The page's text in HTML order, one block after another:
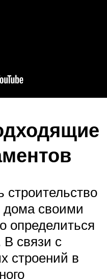
дома своими
определиться
В связи с
строений в